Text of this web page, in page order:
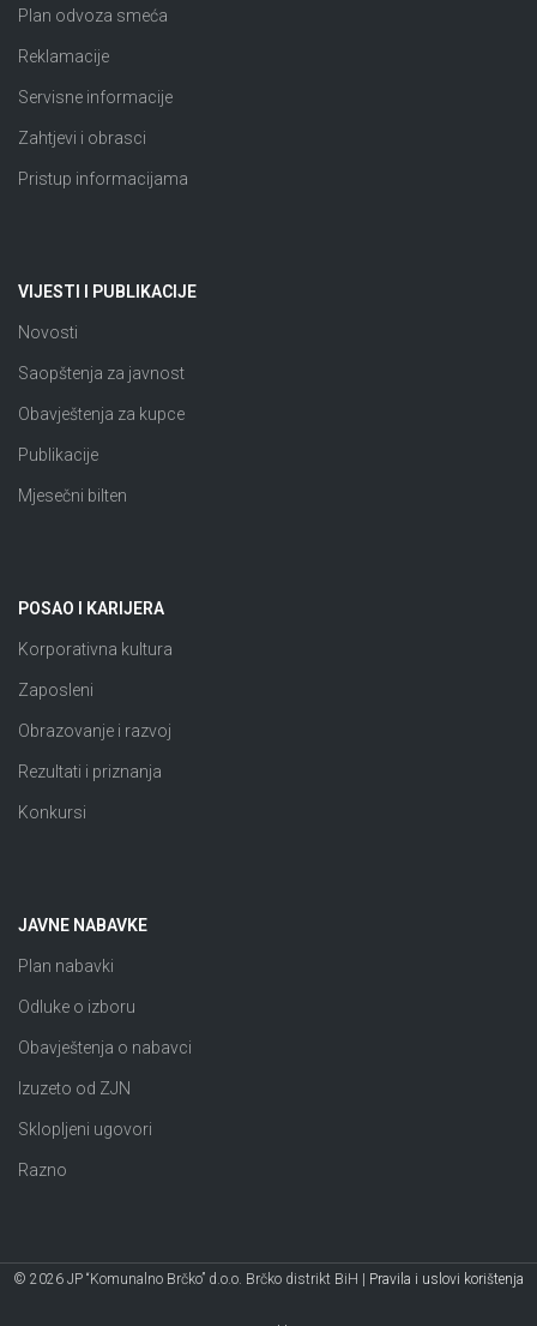
Plan odvoza smeća
Reklamacije
Servisne informacije
Zahtjevi i obrasci
Pristup informacijama
VIJESTI I PUBLIKACIJE
Novosti
Saopštenja za javnost
Obavještenja za kupce
Publikacije
Mjesečni bilten
POSAO I KARIJERA
Korporativna kultura
Zaposleni
Obrazovanje i razvoj
Rezultati i priznanja
Konkursi
JAVNE NABAVKE
Plan nabavki
Odluke o izboru
Obavještenja o nabavci
Izuzeto od ZJN
Sklopljeni ugovori
Razno
© 2026 JP “Komunalno Brčko” d.o.o. Brčko distrikt BiH | Pravila i uslovi korištenja